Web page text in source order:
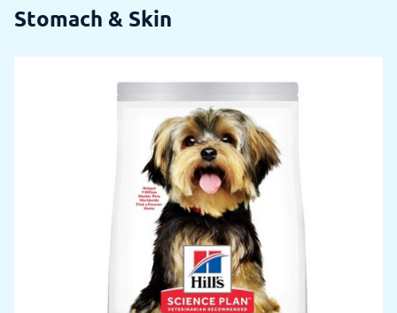
Stomach & Skin